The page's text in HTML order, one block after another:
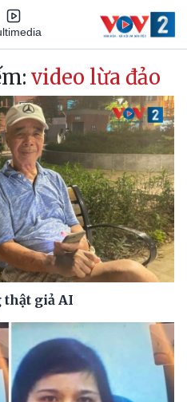
video lừa đảo
thật giả AI